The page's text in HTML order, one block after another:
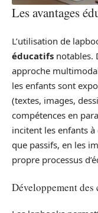
Les avantages
L’utilisation de
éducatifs notables.
approche
les enfants sont
(textes, images,
compétences en
incitent les enfants
que passifs, en les
propre processus
Développement